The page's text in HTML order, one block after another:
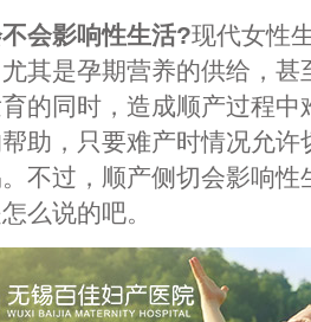
会影响性生活?现代女性
其是孕期营养的供给，甚
的同时，造成顺产过程中
助，只要难产时情况允许
不过，顺产侧切会影响性
么说的吧。